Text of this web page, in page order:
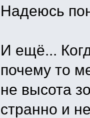
Надеюсь
И ещё...
почему то
не высота
странно и